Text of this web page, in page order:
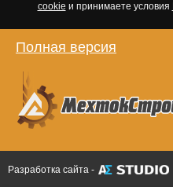
cookie и принимаете условия
Полная версия
Разработка сайта -